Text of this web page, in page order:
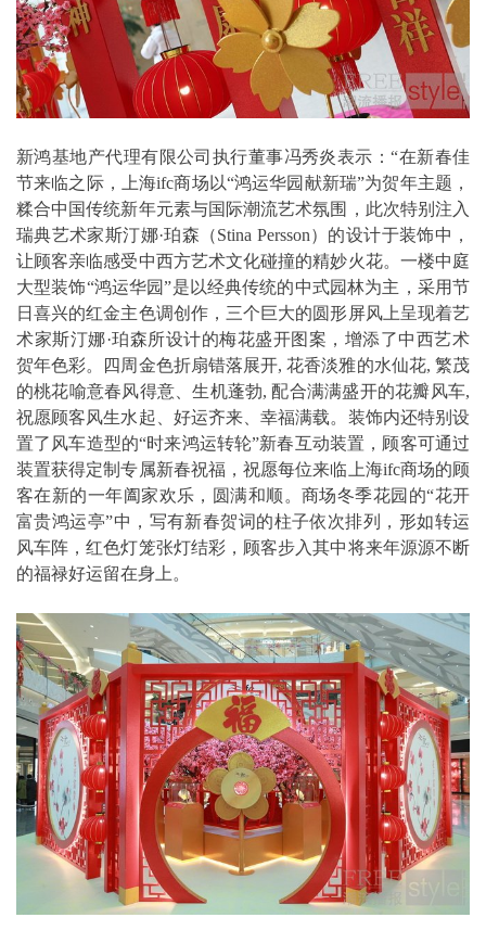
新鸿基地产代理有限公司执行董事冯秀炎表示：“在新春佳
节来临之际，上海ifc商场以“鸿运华园献新瑞”为贺年主题，
糅合中国传统新年元素与国际潮流艺术氛围，此次特别注入
瑞典艺术家斯汀娜·珀森（Stina Persson）的设计于装饰中，
让顾客亲临感受中西方艺术文化碰撞的精妙火花。一楼中庭
大型装饰“鸿运华园”是以经典传统的中式园林为主，采用节
日喜兴的红金主色调创作，三个巨大的圆形屏风上呈现着艺
术家斯汀娜·珀森所设计的梅花盛开图案，增添了中西艺术
贺年色彩。四周金色折扇错落展开, 花香淡雅的水仙花, 繁茂
的桃花喻意春风得意、生机蓬勃, 配合满满盛开的花瓣风车,
祝愿顾客风生水起、好运齐来、幸福满载。装饰内还特别设
置了风车造型的“时来鸿运转轮”新春互动装置，顾客可通过
装置获得定制专属新春祝福，祝愿每位来临上海ifc商场的顾
客在新的一年阖家欢乐，圆满和顺。商场冬季花园的“花开
富贵鸿运亭”中，写有新春贺词的柱子依次排列，形如转运
风车阵，红色灯笼张灯结彩，顾客步入其中将来年源源不断
的福禄好运留在身上。